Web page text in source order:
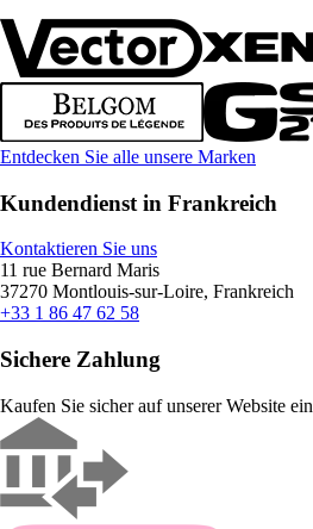
Entdecken Sie alle unsere Marken
Kundendienst in Frankreich
Kontaktieren Sie uns
11 rue Bernard Maris
37270 Montlouis-sur-Loire, Frankreich
+33 1 86 47 62 58
Sichere Zahlung
Kaufen Sie sicher auf unserer Website ein